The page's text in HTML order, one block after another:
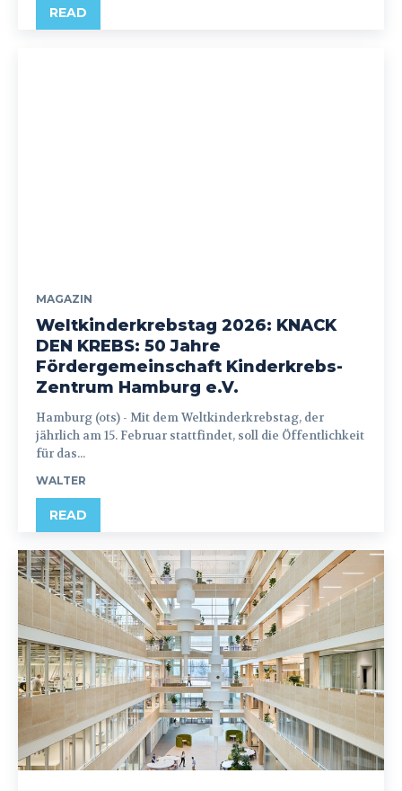
READ
MAGAZIN
Weltkinderkrebstag 2026: KNACK
DEN KREBS: 50 Jahre
Fördergemeinschaft Kinderkrebs-
Zentrum Hamburg e.V.
Hamburg (ots) - Mit dem Weltkinderkrebstag, der
jährlich am 15. Februar stattfindet, soll die Öffentlichkeit
für das...
WALTER
READ